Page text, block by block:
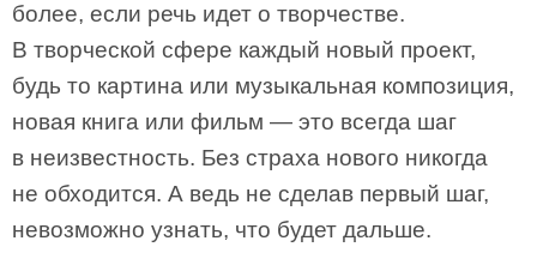
более, если речь идет о творчестве.
В творческой сфере каждый новый проект,
будь то картина или музыкальная композиция,
новая книга или фильм — это всегда шаг
в неизвестность. Без страха нового никогда
не обходится. А ведь не сделав первый шаг,
невозможно узнать, что будет дальше.